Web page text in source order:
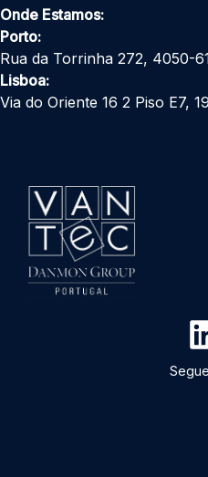
Onde Estamos:
Porto:
Rua da Torrinha 272, 4050-
Lisboa:
Via do Oriente 16 2 Piso E7,